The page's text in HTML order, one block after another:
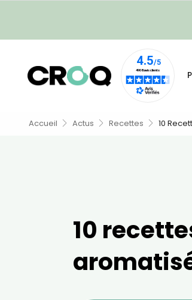
Accueil Actus Recettes 10
10